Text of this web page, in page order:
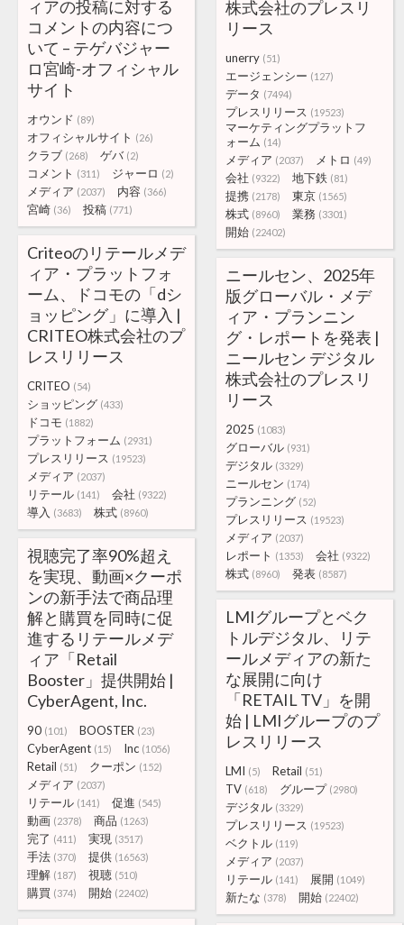
株式会社のプレスリ
リース
unerry (51)
エージェンシー (127)
データ (7494)
プレスリリース (19523)
マーケティングプラットフ
ォーム (14)
メディア (2037) メトロ (49)
会社 (9322) 地下鉄 (81)
提携 (2178) 東京 (1565)
株式 (8960) 業務 (3301)
開始 (22402)
ィアの投稿に対する
コメントの内容につ
いて – テゲバジャー
ロ宮崎-オフィシャル
サイト
オウンド (89)
オフィシャルサイト (26)
クラブ (268) ゲバ (2)
コメント (311) ジャーロ (2)
メディア (2037) 内容 (366)
宮崎 (36) 投稿 (771)
Criteoのリテールメデ
ィア・プラットフォ
ーム、ドコモの「dシ
ョッピング」に導入 |
CRITEO株式会社のプ
レスリリース
CRITEO (54)
ショッピング (433)
ドコモ (1882)
プラットフォーム (2931)
プレスリリース (19523)
メディア (2037)
リテール (141) 会社 (9322)
導入 (3683) 株式 (8960)
ニールセン、2025年
版グローバル・メデ
ィア・プランニン
グ・レポートを発表 |
ニールセン デジタル
株式会社のプレスリ
リース
2025 (1083)
グローバル (931)
デジタル (3329)
ニールセン (174)
プランニング (52)
プレスリリース (19523)
メディア (2037)
レポート (1353) 会社 (9322)
株式 (8960) 発表 (8587)
視聴完了率90%超え
を実現、動画×クーポ
ンの新手法で商品理
解と購買を同時に促
進するリテールメデ
ィア「Retail
Booster」提供開始 |
CyberAgent, Inc.
90 (101) BOOSTER (23)
CyberAgent (15) Inc (1056)
Retail (51) クーポン (152)
メディア (2037)
リテール (141) 促進 (545)
動画 (2378) 商品 (1263)
完了 (411) 実現 (3517)
手法 (370) 提供 (16563)
理解 (187) 視聴 (510)
購買 (374) 開始 (22402)
LMIグループとベク
トルデジタル、リテ
ールメディアの新た
な展開に向け
「RETAIL TV」を開
始 | LMIグループのプ
レスリリース
LMI (5) Retail (51)
TV (618) グループ (2980)
デジタル (3329)
プレスリリース (19523)
ベクトル (119)
メディア (2037)
リテール (141) 展開 (1049)
新たな (378) 開始 (22402)